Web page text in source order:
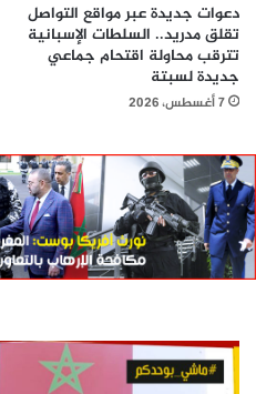
دعوات جديدة عبر مواقع التواصل
تقلق مدريد.. السلطات الإسبانية
تترقب محاولة اقتحام جماعي
جديدة لسبتة
7 أغسطس، 2026